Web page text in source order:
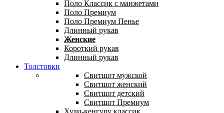
Поло Классик с манжетами
Поло Премиум
Поло Премиум Пенье
Длинный рукав
Женские
Короткий рукав
Длинный рукав
Толстовки
Свитшот мужской
Свитшот женский
Свитшот детский
Свитшот Премиум
Худи-кенгуру классик